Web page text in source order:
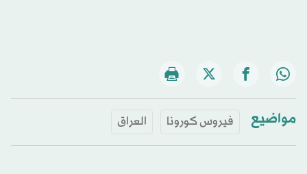
مواضيع فيروس كورونا العراق